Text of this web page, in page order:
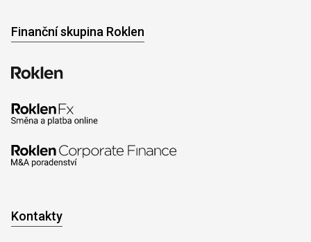
Finanční skupina Roklen
Kontakty